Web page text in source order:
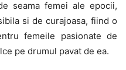
seama femei ale epocii,
si de curajoasa, fiind o
femeile pasionate de
pe drumul pavat de ea.